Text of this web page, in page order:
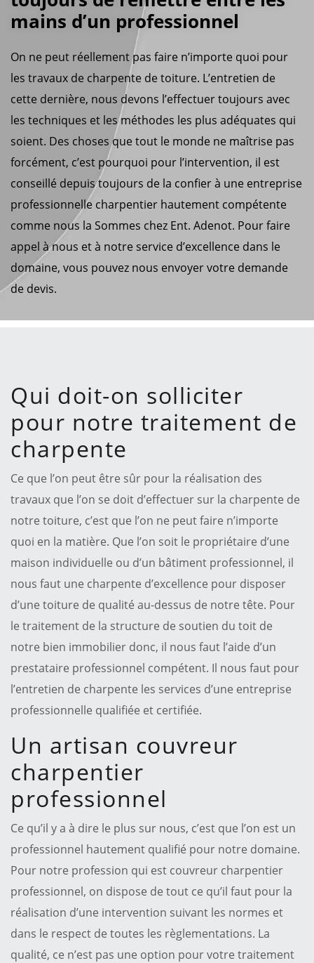
mains d’un professionnel
On ne peut réellement pas faire n’importe quoi pour
les travaux de charpente de toiture. L’entretien de
cette dernière, nous devons l’effectuer toujours avec
les techniques et les méthodes les plus adéquates qui
soient. Des choses que tout le monde ne maîtrise pas
forcément, c’est pourquoi pour l’intervention, il est
conseillé depuis toujours de la confier à une entreprise
professionnelle charpentier hautement compétente
comme nous la Sommes chez Ent. Adenot. Pour faire
appel à nous et à notre service d’excellence dans le
domaine, vous pouvez nous envoyer votre demande
de devis.
Qui doit-on solliciter
pour notre traitement de
charpente
Ce que l’on peut être sûr pour la réalisation des
travaux que l’on se doit d’effectuer sur la charpente de
notre toiture, c’est que l’on ne peut faire n’importe
quoi en la matière. Que l’on soit le propriétaire d’une
maison individuelle ou d’un bâtiment professionnel, il
nous faut une charpente d’excellence pour disposer
d’une toiture de qualité au-dessus de notre tête. Pour
le traitement de la structure de soutien du toit de
notre bien immobilier donc, il nous faut l’aide d’un
prestataire professionnel compétent. Il nous faut pour
l’entretien de charpente les services d’une entreprise
professionnelle qualifiée et certifiée.
Un artisan couvreur
charpentier
professionnel
Ce qu’il y a à dire le plus sur nous, c’est que l’on est un
professionnel hautement qualifié pour notre domaine.
Pour notre profession qui est couvreur charpentier
professionnel, on dispose de tout ce qu’il faut pour la
réalisation d’une intervention suivant les normes et
dans le respect de toutes les règlementations. La
qualité, ce n’est pas une option pour votre traitement